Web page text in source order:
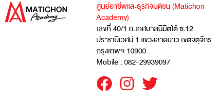
ศูนย์อาชีพและธุรกิจมติชน (Matichon
Academy)
เลขที่ 40/1 ถ.เทศบาลนิมิตใต้ ซ.12
ประชานิเวศน์ 1 แขวงลาดยาว เขตจตุจักร
กรุงเทพฯ 10900
Mobile : 082-29939097